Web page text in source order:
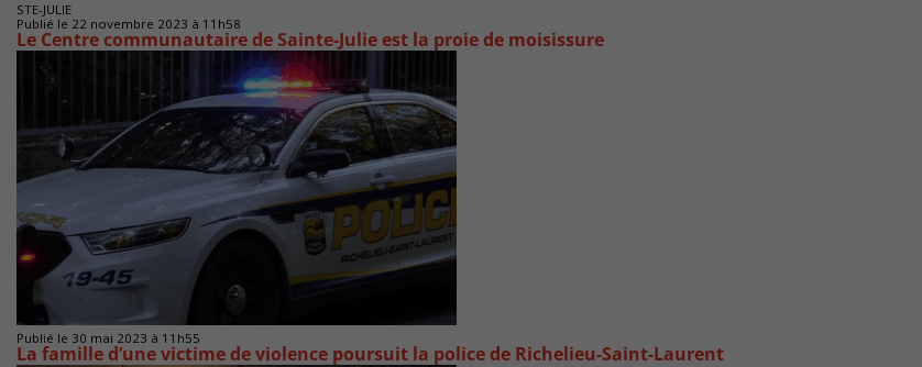
STE-JULIE
Publié le 22 novembre 2023 à 11h58
Le Centre communautaire de Sainte-Julie est la proie de moisissure
Publié le 30 mai 2023 à 11h55
La famille d’une victime de violence poursuit la police de Richelieu-Saint-Laurent